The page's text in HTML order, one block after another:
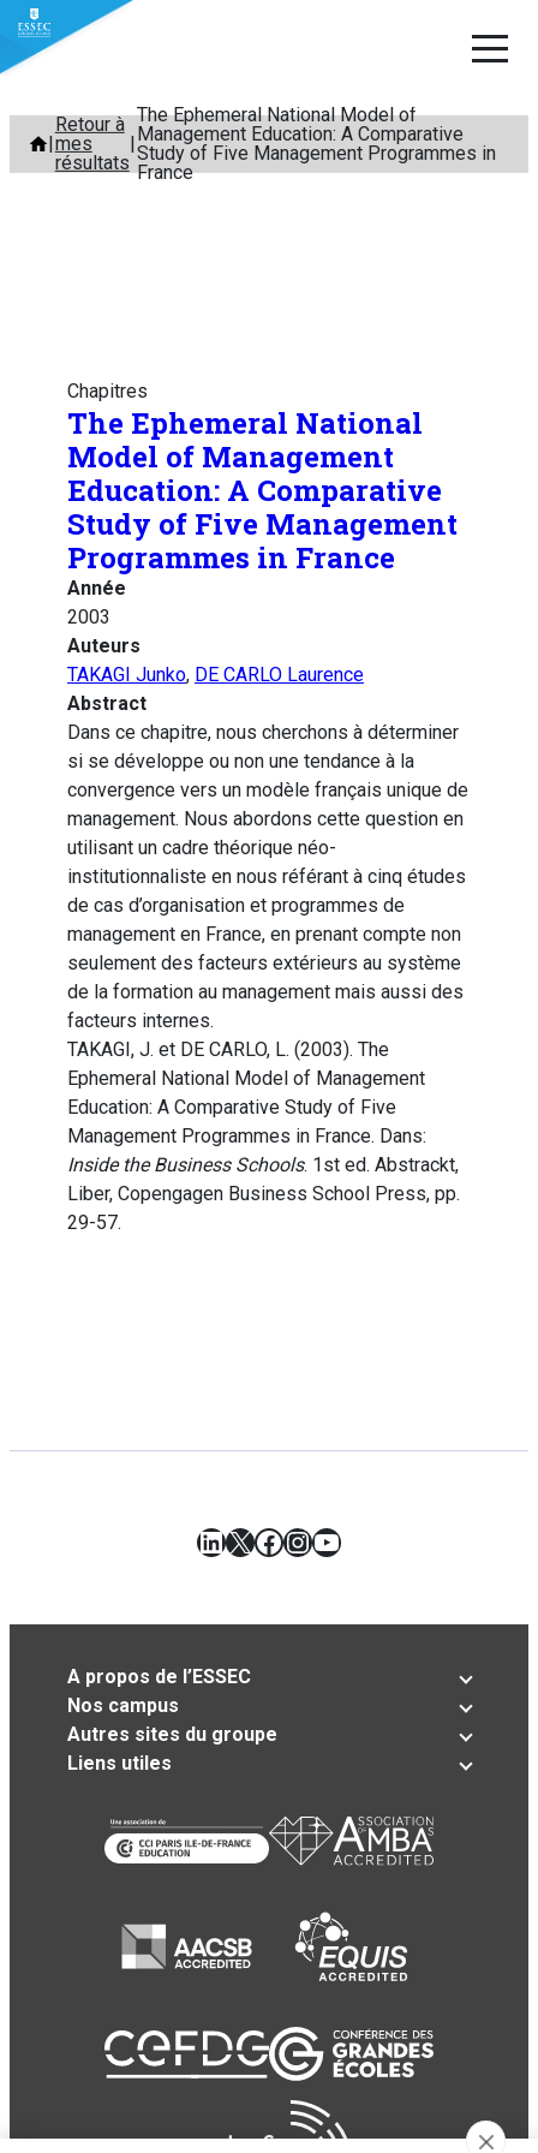
Aller
contenu
Retour à
mes
résultats
The Ephemeral National Model of
Management Education: A Comparative
Study of Five Management Programmes in
France
Chapitres
The Ephemeral National
Model of Management
Education: A Comparative
Study of Five Management
Programmes in France
Année
2003
Auteurs
TAKAGI Junko, DE CARLO Laurence
Abstract
Dans ce chapitre, nous cherchons à déterminer
si se développe ou non une tendance à la
convergence vers un modèle français unique de
management. Nous abordons cette question en
utilisant un cadre théorique néo-
institutionnaliste en nous référant à cinq études
de cas d’organisation et programmes de
management en France, en prenant compte non
seulement des facteurs extérieurs au système
de la formation au management mais aussi des
facteurs internes.
TAKAGI, J. et DE CARLO, L. (2003). The
Ephemeral National Model of Management
Education: A Comparative Study of Five
Management Programmes in France. Dans:
Inside the Business Schools. 1st ed. Abstrackt,
Liber, Copengagen Business School Press, pp.
29-57.
LinkedIn
X Facebook
Instagram
YouTube
A propos de l’ESSEC
Nos campus
Autres sites du groupe
Liens utiles